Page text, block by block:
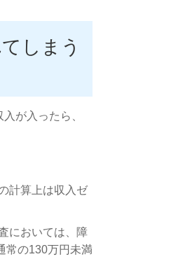
しまう
が入ったら、
計算上は収入ゼ
においては、障
常の130万円未満